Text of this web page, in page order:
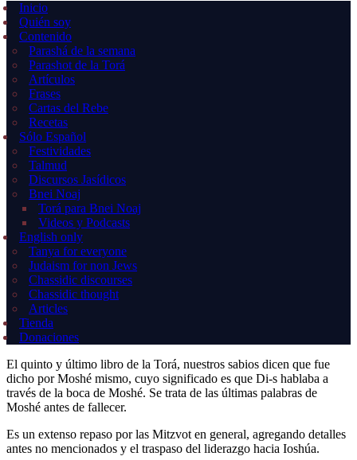
Inicio
Quién soy
Contenido
Parashá de la semana
Parashot de la Torá
Artículos
Frases
Cartas del Rebe
Recetas
Sólo Español
Festividades
Talmud
Discursos Jasídicos
Bnei Noaj
Torá para Bnei Noaj
Videos y Podcasts
English only
Tanya for everyone
Judaism for non Jews
Chassidic discourses
Chassidic thought
Articles
Tienda
Donaciones
El quinto y último libro de la Torá, nuestros sabios dicen que fue
dicho por Moshé mismo, cuyo significado es que Di-s hablaba a
través de la boca de Moshé. Se trata de las últimas palabras de
Moshé antes de fallecer.
Es un extenso repaso por las Mitzvot en general, agregando detalles
antes no mencionados y el traspaso del liderazgo hacia Ioshúa.